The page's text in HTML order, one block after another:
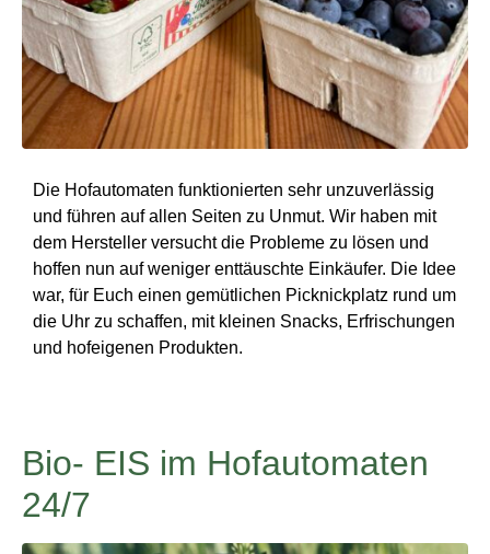
Die Hofautomaten funktionierten sehr unzuverlässig
und führen auf allen Seiten zu Unmut. Wir haben mit
dem Hersteller versucht die Probleme zu lösen und
hoffen nun auf weniger enttäuschte Einkäufer. Die Idee
war, für Euch einen gemütlichen Picknickplatz rund um
die Uhr zu schaffen, mit kleinen Snacks, Erfrischungen
und hofeigenen Produkten.
Bio- EIS im Hofautomaten
24/7